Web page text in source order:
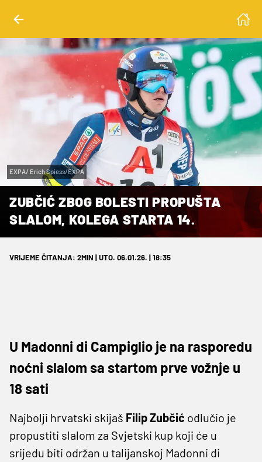
EXPA/ Erich Spiess/EXPA
ZUBČIĆ ZBOG BOLESTI PROPUŠTA
SLALOM, KOLEGA STARTA 14.
VRIJEME ČITANJA: 2MIN | UTO. 06.01.26. | 18:35
U Madonni di Campiglio je na rasporedu
noćni slalom sa startom prve vožnje u
18 sati
Najbolji hrvatski skijaš Filip Zubčić odlučio je
propustiti slalom za Svjetski kup koji će u
srijedu biti održan u talijanskoj Madonni di